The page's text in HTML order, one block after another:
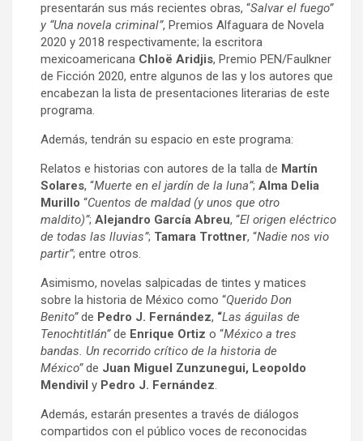
presentarán sus más recientes obras, “Salvar el fuego”
y “Una novela criminal”, Premios Alfaguara de Novela
2020 y 2018 respectivamente; la escritora
mexicoamericana Chloë Aridjis, Premio PEN/Faulkner
de Ficción 2020, entre algunos de las y los autores que
encabezan la lista de presentaciones literarias de este
programa.
Además, tendrán su espacio en este programa:
Relatos e historias con autores de la talla de Martín
Solares, “Muerte en el jardín de la luna”; Alma Delia
Murillo “Cuentos de maldad (y unos que otro
maldito)”; Alejandro García Abreu, “El origen eléctrico
de todas las lluvias”; Tamara Trottner, “Nadie nos vio
partir”; entre otros.
Asimismo, novelas salpicadas de tintes y matices
sobre la historia de México como “Querido Don
Benito”de Pedro J. Fernández, “Las águilas de
Tenochtitlán”de Enrique Ortiz o “México a tres
bandas. Un recorrido crítico de la historia de
México”de Juan Miguel Zunzunegui, Leopoldo
Mendivil y Pedro J. Fernández.
Además, estarán presentes a través de diálogos
compartidos con el público voces de reconocidas